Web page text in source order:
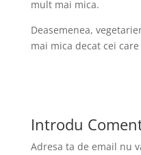
mult mai mica.
Deasemenea,
mai mica decat cei
Introdu
Adresa ta de email nu